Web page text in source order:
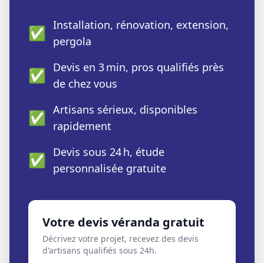
✅ Installation, rénovation, extension,
pergola
✅ Devis en 3 min, pros qualifiés près
de chez vous
✅ Artisans sérieux, disponibles
rapidement
✅ Devis sous 24 h, étude
personnalisée gratuite
Votre devis véranda gratuit
Décrivez votre projet, recevez des devis
d'artisans qualifiés sous 24h.